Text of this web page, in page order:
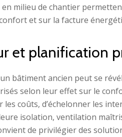
milieu de chantier
et sur la facture
et planification
bâtiment ancien peut se
selon leur effet sur le
les coûts, d’échelonner les
isolation, ventilation
de privilégier des